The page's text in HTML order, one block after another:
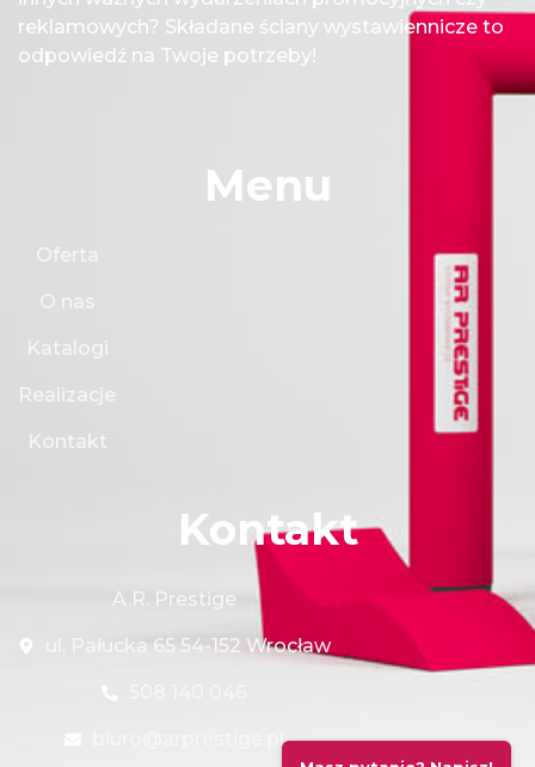
reklamowych? Składane ściany wystawiennicze to
odpowiedź na Twoje potrzeby!
Menu
Oferta
O nas
Katalogi
Realizacje
Kontakt
Kontakt
A.R. Prestige
ul. Pałucka 65 54-152 Wrocław
biuro@arprestige.pl